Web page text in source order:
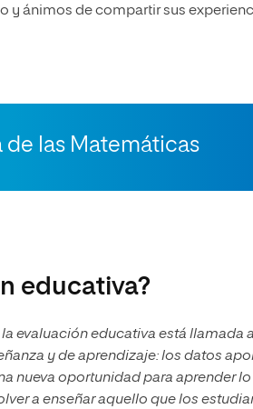
y ánimos de compartir sus
de las Matemáticas
educativa?
evaluación educativa está llamada
y de aprendizaje: los datos
nueva oportunidad para aprender
a enseñar aquello que los